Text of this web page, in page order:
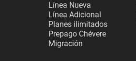
Línea Nueva
Línea Adicional
Planes ilimitados
Prepago Chévere
Migración